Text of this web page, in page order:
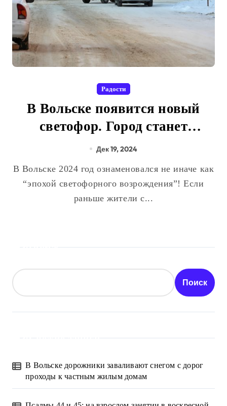
Радости
В Вольске появится новый
светофор. Город станет
безопаснее
Дек 19, 2024
В Вольске 2024 год ознаменовался не иначе как
“эпохой светофорного возрождения”! Если
раньше жители с...
Поиск
В Вольске дорожники заваливают снегом с дорог
проходы к частным жилым домам